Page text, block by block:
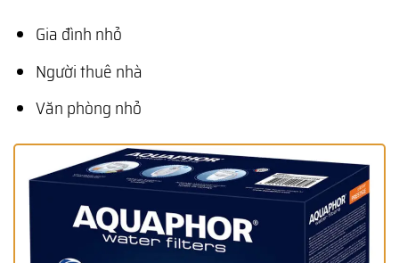
Gia đình nhỏ
Người thuê nhà
Văn phòng nhỏ